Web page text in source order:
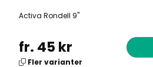
Activa Rondell 9"
fr. 45 kr
Fler varianter